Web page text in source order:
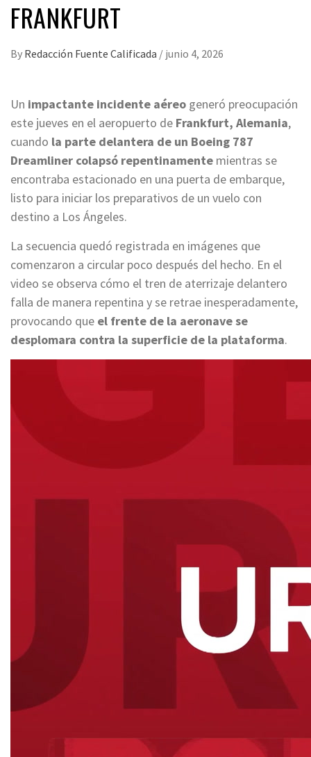
FRANKFURT
By Redacción Fuente Calificada / junio 4, 2026
Un impactante incidente aéreo generó preocupación
este jueves en el aeropuerto de Frankfurt, Alemania,
cuando la parte delantera de un Boeing 787
Dreamliner colapsó repentinamente mientras se
encontraba estacionado en una puerta de embarque,
listo para iniciar los preparativos de un vuelo con
destino a Los Ángeles.
La secuencia quedó registrada en imágenes que
comenzaron a circular poco después del hecho. En el
video se observa cómo el tren de aterrizaje delantero
falla de manera repentina y se retrae inesperadamente,
provocando que el frente de la aeronave se
desplomara contra la superficie de la plataforma.